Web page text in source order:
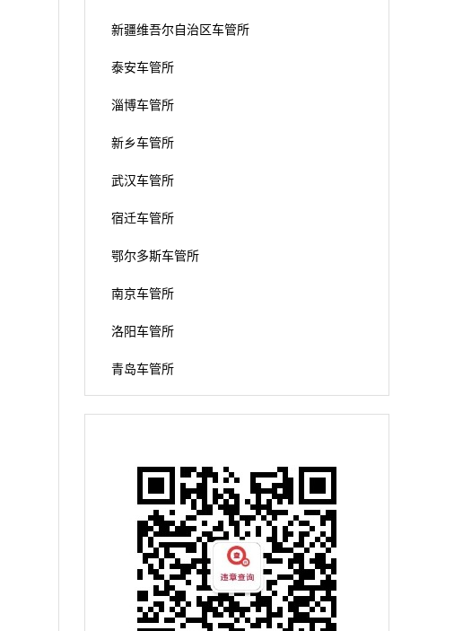
新疆维吾尔自治区车管所
泰安车管所
淄博车管所
新乡车管所
武汉车管所
宿迁车管所
鄂尔多斯车管所
南京车管所
洛阳车管所
青岛车管所